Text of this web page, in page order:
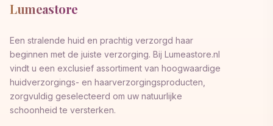
Lumeastore
Een stralende huid en prachtig verzorgd haar
beginnen met de juiste verzorging. Bij Lumeastore.nl
vindt u een exclusief assortiment van hoogwaardige
huidverzorgings- en haarverzorgingsproducten,
zorgvuldig geselecteerd om uw natuurlijke
schoonheid te versterken.